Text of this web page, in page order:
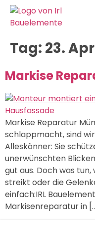
springen
Tag: 23.
Markise
Markise Reparatur
schlappmacht, sind
Alleskönner: Sie
unerwünschten
gut aus. Doch was
streikt oder die
einfach:IRL
Markisenreparatur in